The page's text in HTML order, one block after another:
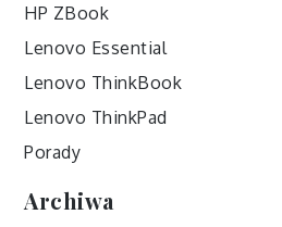
HP ZBook
Lenovo Essential
Lenovo ThinkBook
Lenovo ThinkPad
Porady
Archiwa